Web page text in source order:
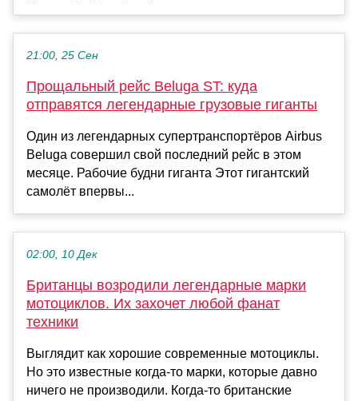
21:00, 25 Сен
Прощальный рейс Beluga ST: куда
отправятся легендарные грузовые гиганты
Один из легендарных супертранспортёров Airbus
Beluga совершил свой последний рейс в этом
месяце. Рабочие будни гиганта Этот гигантский
самолёт впервы...
02:00, 10 Дек
Британцы возродили легендарные марки
мотоциклов. Их захочет любой фанат
техники
Выглядит как хорошие современные мотоциклы.
Но это известные когда-то марки, которые давно
ничего не производили. Когда-то британские